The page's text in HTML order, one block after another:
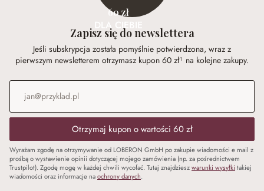
60 zł
DLA CIEBIE
Zapisz się do newslettera
Jeśli subskrypcja została pomyślnie potwierdzona, wraz z
pierwszym newsletterem otrzymasz kupon 60 zł¹ na kolejne zakupy.
Adres e-mail
Otrzymaj kupon o wartości 60 zł
Wyrażam zgodę na otrzymywanie od LOBERON GmbH po zakupie wiadomości e mail z
prośbą o wystawienie opinii dotyczącej mojego zamówienia (np. za pośrednictwem
Trustpilot). Zgodę mogę w każdej chwili wycofać. Tutaj znajdzieszwarunki wysyłki takiej
wiadomości oraz informacje naochrony danych.